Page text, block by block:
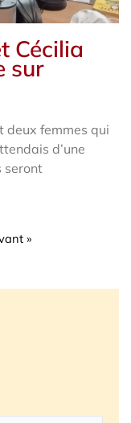
Cécilia
sur
deux femmes qui
d’une
seront
»